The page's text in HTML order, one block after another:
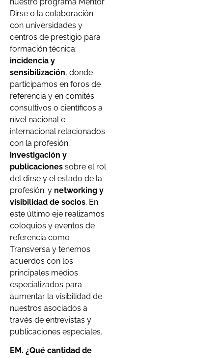
Dirse o la colaboración
con universidades y
centros de prestigio para
formación técnica;
incidencia y
sensibilización, donde
participamos en foros de
referencia y en comités
consultivos o científicos a
nivel nacional e
internacional relacionados
con la profesión;
investigación y
publicaciones sobre el rol
del dirse y el estado de la
profesión; y networking y
visibilidad de socios. En
este último eje realizamos
coloquios y eventos de
referencia como
Transversa y tenemos
acuerdos con los
principales medios
especializados para
aumentar la visibilidad de
nuestros asociados a
través de entrevistas y
publicaciones especiales.
EM. ¿Qué cantidad de